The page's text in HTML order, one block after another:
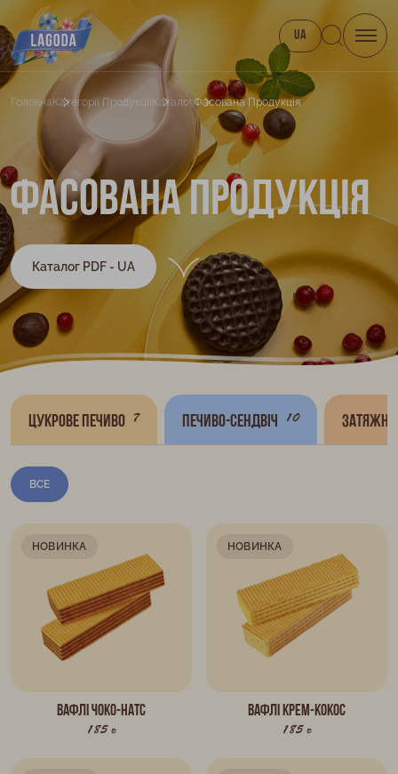
UA
Головна Категорії Продукції КаталогФасована Продукція
Фасована продукція
Каталог PDF - UA
Цукрове печиво 7 Печиво-сендвіч 10 Затяжне
ВСЕ
НОВИНКА
Вафлі ЧОКО-НАТС
185 г
НОВИНКА
Вафлі КРЕМ-КОКОС
185 г